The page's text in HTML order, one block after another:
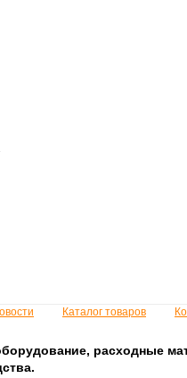
Каталог товаров
расходные